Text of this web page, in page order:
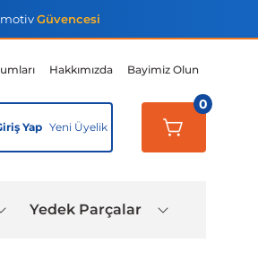
Güvencesi
Hakkımızda Bayimiz Olun
Yap Yeni Üyelik
0
Yedek Parçalar